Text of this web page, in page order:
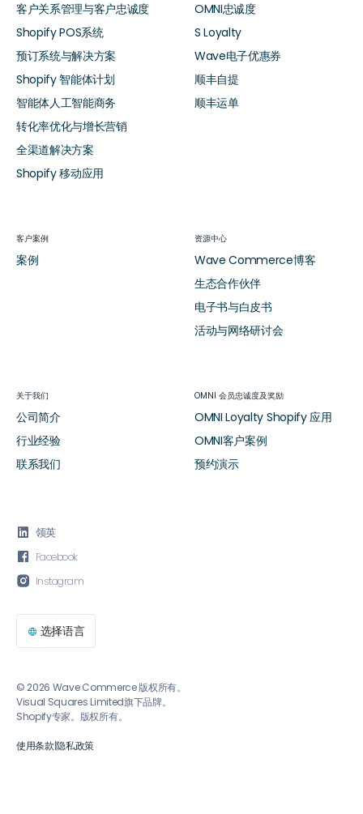
 领英
 Facebook
 Instagram
 选择语言
© 2026 Wave Commerce 版权所有。
Visual Squares Limited旗下品牌。
Shopify专家。版权所有。
使用条款|隐私政策
客户关系管理与客户忠诚度
Shopify POS系统
预订系统与解决方案
Shopify 智能体计划
智能体人工智能商务
转化率优化与增长营销
全渠道解决方案
Shopify 移动应用
OMNI忠诚度
S Loyalty
Wave电子优惠券
顺丰自提
顺丰运单
客户案例
案例
资源中心
Wave Commerce博客
生态合作伙伴
电子书与白皮书
活动与网络研讨会
关于我们
公司简介
行业经验
联系我们
OMNI 会员忠诚度及奖励
OMNI Loyalty Shopify 应用
OMNI客户案例
预约演示